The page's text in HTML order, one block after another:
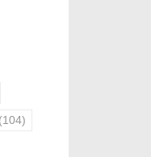
(104)